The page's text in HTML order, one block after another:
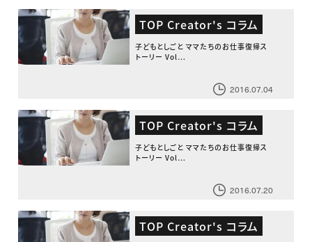
TOP Creator's コラム
子どもとしごと ママたちのお仕事復帰ス
トーリー Vol…
2016.07.04
TOP Creator's コラム
子どもとしごと ママたちのお仕事復帰ス
トーリー Vol…
2016.07.20
TOP Creator's コラム